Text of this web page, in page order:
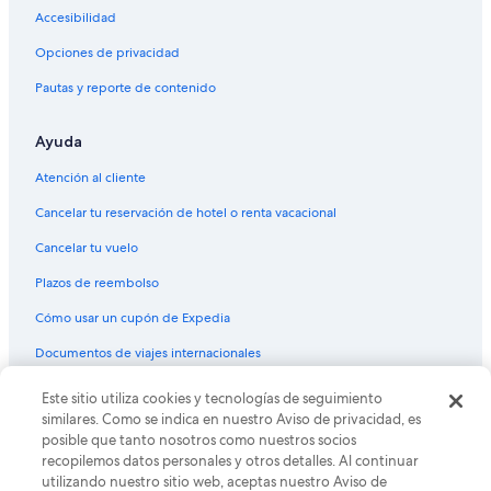
Renta de autos de National en Penal-Debe
Renta de autos de Fox Rental Cars en Penal-Debe
Otras categorías de autos en Penal-Debe
Renta de autos Mini en Penal-Debe
Renta de autos Compact en Penal-Debe
Renta de autos Midsize en Penal-Debe
Renta de autos Standard en Penal-Debe
Renta de autos Fullsize en Penal-Debe
Renta de autos Premium en Penal-Debe
Renta de autos Convertible en Penal-Debe
Renta de autos Minivan en Penal-Debe
Renta de autos Van en Penal-Debe
Accesibilidad
Opciones de privacidad
Pautas y reporte de contenido
Ayuda
Atención al cliente
Cancelar tu reservación de hotel o renta vacacional
Cancelar tu vuelo
Plazos de reembolso
Cómo usar un cupón de Expedia
Documentos de viajes internacionales
© 2026 Expedia, Inc., una empresa de Expedia Group. Todos los
derechos reservados. Expedia y el logo de Expedia son marcas
registradas o marcas comerciales de Expedia, Inc. CST# 2029030-50.
Este sitio utiliza cookies y tecnologías de seguimiento
similares. Como se indica en nuestro Aviso de privacidad, es
posible que tanto nosotros como nuestros socios
recopilemos datos personales y otros detalles. Al continuar
utilizando nuestro sitio web, aceptas nuestro Aviso de